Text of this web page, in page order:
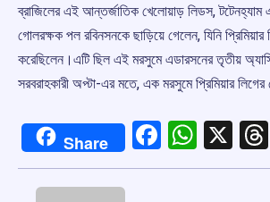
ব্রাজিলের এই আন্তর্জাতিক খেলোয়াড় লিডস, টটেনহ্যাম
গোলরক্ষক পল রবিনসনকে ছাড়িয়ে গেলেন, যিনি প্রিমিয়ার
করেছিলেন।এটি ছিল এই মরসুমে এডারসনের তৃতীয়
সরবরাহকারী অপ্টা-এর মতে, এক মরসুমে প্রিমিয়ার লিগের
Share X